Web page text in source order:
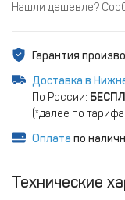
Нашли дешевле?
Гарантия
Доставка в
По России:
(*далее по
Оплата по
Технические